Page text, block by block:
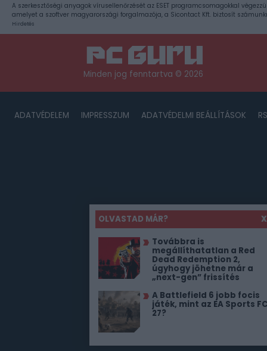
OLVASTAD MÁR?
X
Továbbra is
megállíthatatlan a Red
Dead Redemption 2,
úgyhogy jöhetne már a
„next-gen” frissítés
A Battlefield 6 jobb focis
játék, mint az EA Sports
27?
A szerkesztőségi anyagok vírusellenőrzését az ESET programcsomagokkal
amelyet a szoftver magyarországi forgalmazója, a Sicontact Kft. biztosít
Hirdetés
Minden jog fenntartva © 2026
ADATVÉDELEM IMPRESSZUM ADATVÉDELMI BEÁLLÍTÁSOK